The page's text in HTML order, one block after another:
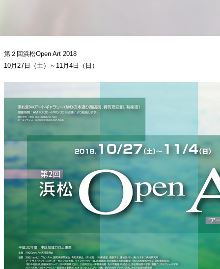
第２回浜松Open Art 2018
10月27日（土）～11月4日（日）